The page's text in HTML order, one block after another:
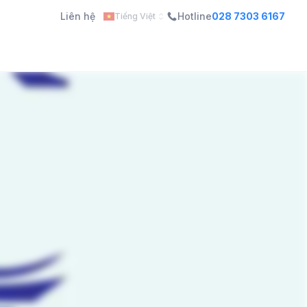
Liên hệ Tiếng Việt Hotline028 7303 6167